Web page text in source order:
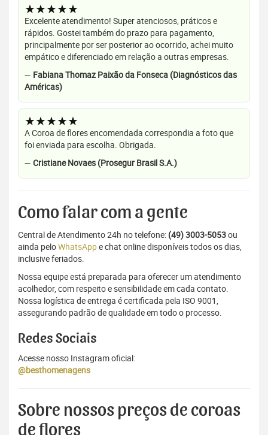
★★★★★
Excelente atendimento! Super atenciosos, práticos e
rápidos. Gostei também do prazo para pagamento,
principalmente por ser posterior ao ocorrido, achei muito
empático e diferenciado em relação a outras empresas.
— Fabiana Thomaz Paixão da Fonseca (Diagnósticos das
Américas)
★★★★★
A Coroa de flores encomendada correspondia a foto que
foi enviada para escolha. Obrigada.
— Cristiane Novaes (Prosegur Brasil S.A.)
Como falar com a gente
Central de Atendimento 24h no telefone: (49) 3003-5053ou
ainda peloWhatsAppe chat online disponíveis todos os dias,
inclusive feriados.
Nossa equipe está preparada para oferecer um atendimento
acolhedor, com respeito e sensibilidade em cada contato.
Nossa logística de entrega é certificada pela ISO 9001,
assegurando padrão de qualidade em todo o processo.
Redes Sociais
Acesse nosso Instagram oficial:
@besthomenagens
Sobre nossos preços de coroas
de flores